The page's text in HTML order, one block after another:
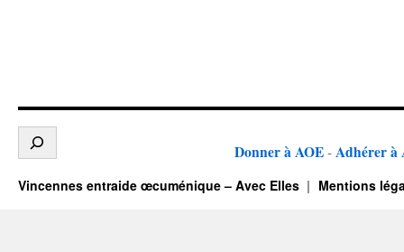
Donner à AOE - Adhérer à
Vincennes entraide œcuménique – Avec Elles Mentions